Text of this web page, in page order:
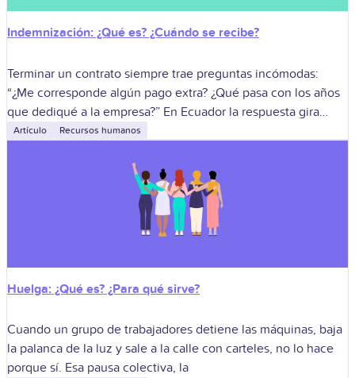
Indemnización: ¿Qué es? ¿Cuándo se recibe?
Terminar un contrato siempre trae preguntas incómodas:
“¿Me corresponde algún pago extra? ¿Qué pasa con los años
que dediqué a la empresa?” En Ecuador la respuesta gira
alrededor de la
Artículo Recursos humanos
Huelga: ¿Qué es? ¿Para qué sirve?
Cuando un grupo de trabajadores detiene las máquinas, baja
la palanca de la luz y sale a la calle con carteles, no lo hace
porque sí. Esa pausa colectiva, la